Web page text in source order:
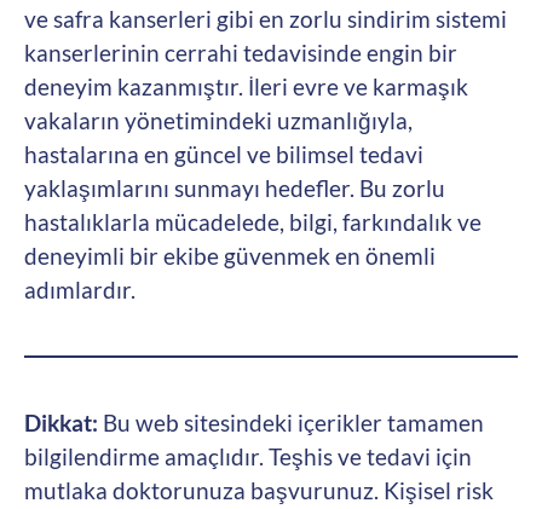
ve safra kanserleri gibi en zorlu sindirim sistemi
kanserlerinin cerrahi tedavisinde engin bir
deneyim kazanmıştır. İleri evre ve karmaşık
vakaların yönetimindeki uzmanlığıyla,
hastalarına en güncel ve bilimsel tedavi
yaklaşımlarını sunmayı hedefler. Bu zorlu
hastalıklarla mücadelede, bilgi, farkındalık ve
deneyimli bir ekibe güvenmek en önemli
adımlardır.
Dikkat: Bu web sitesindeki içerikler tamamen
bilgilendirme amaçlıdır. Teşhis ve tedavi için
mutlaka doktorunuza başvurunuz. Kişisel risk